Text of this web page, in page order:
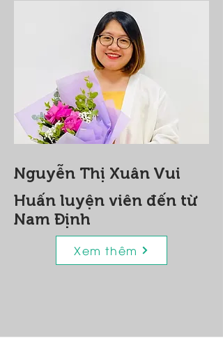
Nguyễn Thị Xuân Vui
Huấn luyện viên đến từ
Nam Định
Xem thêm